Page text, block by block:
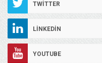
TWITTER
LINKEDIN
YOUTUBE